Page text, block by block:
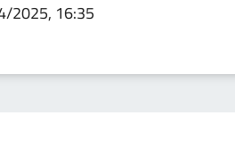
2025, 16:35